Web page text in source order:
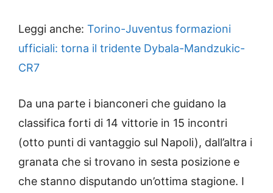
Leggi anche: Torino-Juventus formazioni
ufficiali: torna il tridente Dybala-Mandzukic-
CR7
Da una parte i bianconeri che guidano la
classifica forti di 14 vittorie in 15 incontri
(otto punti di vantaggio sul Napoli), dall’altra i
granata che si trovano in sesta posizione e
che stanno disputando un’ottima stagione. I